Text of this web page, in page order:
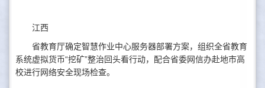
江西
省教育厅确定智慧作业中心服务器部署方案，组织全省教育
系统虚拟货币“挖矿”整治回头看行动，配合省委网信办赴地市高
校进行网络安全现场检查。